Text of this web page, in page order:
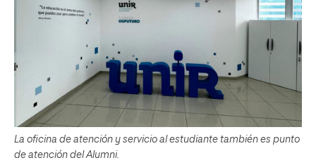
La oficina de atención y servicio al estudiante también es punto
de atención del Alumni.